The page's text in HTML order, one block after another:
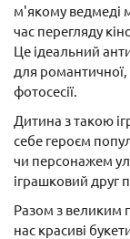
м'якому ведмеді
час перегляду
Це ідеальний
для романтичної,
фотосесії.
Дитина з такою
себе героєм
чи персонажем
іграшковий друг
Разом з великим
нас красиві